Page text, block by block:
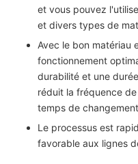
et vous pouvez
et divers types de
Avec le bon matériau
fonctionnement
durabilité et une
réduit la fréquence
temps de
Le processus est
favorable aux lignes